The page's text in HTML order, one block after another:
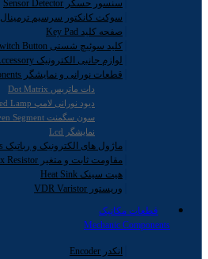
سنسور حسگر Sensor Detector
سوکت کانکتور سرسیم ترمینال Sucket Connector Terminal
صفحه کلید Key Pad
کلید سوئیچ شستی Key Switch Button
لوازم جانبی الکترونیک Electronic Accessory
قطعات نورانی و نمایشگر Light & Display Components
دات ماتریس Dot Matrix
دیود نورانی لامپ Led Lamp
سون سگمنت Seven Segment
نمایشگر Lcd
ماژول های الکترونیک و رباتیک Modules
مقاومت ثابت و متغیر Var & Fix Resistor
هیت سینک Heat Sink
وریستور VDR Varistor
قطعات مکانیک
Mechanic Components
انکدر Encoder